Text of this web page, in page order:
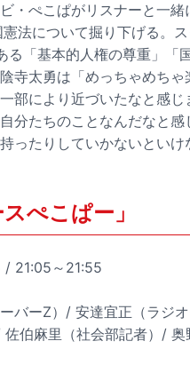
・ぺこぱがリスナーと一
法について掘り下げる。
「基本的人権の尊重」「
寺太勇は「めっちゃめち
部により近づいたなと感
分たちのことなんだなと感
ったりしていかないといけ
ぺこぱー」
21:05～21:55
バーZ）/ 安達宜正（ラジ
伯麻里（社会部記者）/ 奥